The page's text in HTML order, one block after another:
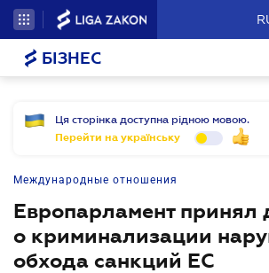
БІЗНЕС
Ця сторінка доступна рідною мовою.
Перейти на українську
Международные отношения
Европарламент принял
о криминализации
обхода санкций ЕС